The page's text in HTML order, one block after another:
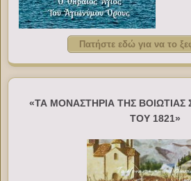
Πατήστε εδώ για να το
«ΤΑ ΜΟΝΑΣΤΗΡΙΑ ΤΗΣ
ΤΟΥ 1821»